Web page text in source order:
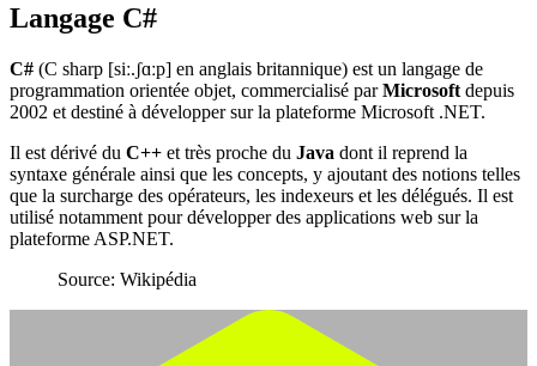
Langage C#
C# (C sharp [siː.ʃɑːp] en anglais britannique) est un langage de
programmation orientée objet, commercialisé parMicrosoft depuis
2002 et destiné à développer sur la plateforme Microsoft .NET.
Il est dérivé du C++ et très proche du Java dont il reprend la
syntaxe générale ainsi que les concepts, y ajoutant des notions telles
que la surcharge des opérateurs, les indexeurs et les délégués. Il est
utilisé notamment pour développer des applications web sur la
plateforme ASP.NET.
Source: Wikipédia